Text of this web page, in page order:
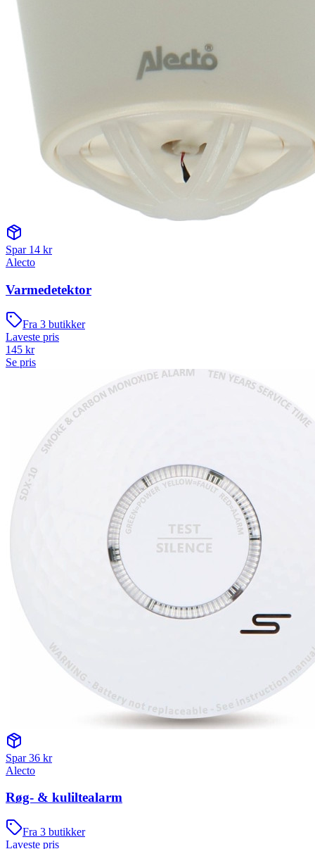
Spar 14 kr
Alecto
Varmedetektor
Fra 3 butikker
Laveste pris
145 kr
Se pris
Spar36 kr
Alecto
Røg- & kuliltealarm
Fra 3 butikker
Laveste pris